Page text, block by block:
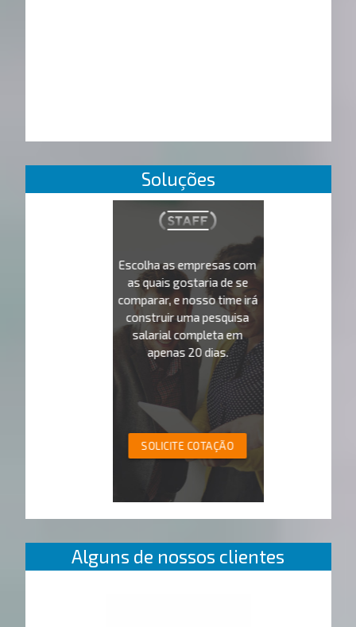
Soluções
Escolha as empresas com
as quais gostaria de se
comparar, e nosso time irá
construir uma pesquisa
salarial completa em
apenas 20 dias.
SOLICITE COTAÇÃO
Alguns de nossos clientes